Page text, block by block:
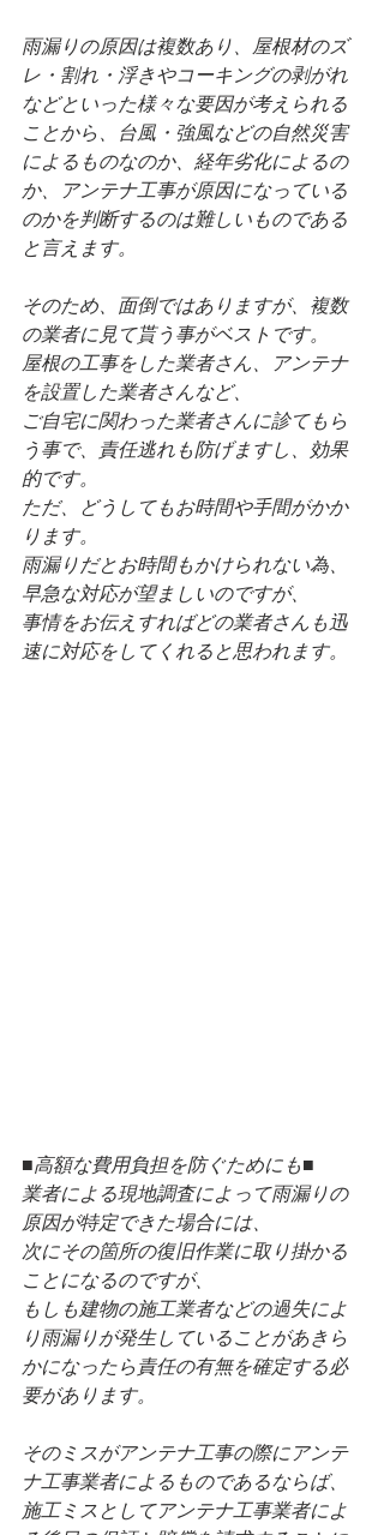
雨漏りの原因は複数あり、屋根材のズ
レ・割れ・浮きやコーキングの剥がれ
などといった様々な要因が考えられる
ことから、台風・強風などの自然災害
によるものなのか、経年劣化によるの
か、アンテナ工事が原因になっている
のかを判断するのは難しいものである
と言えます。
そのため、面倒ではありますが、複数
の業者に見て貰う事がベストです。
屋根の工事をした業者さん、アンテナ
を設置した業者さんなど、
ご自宅に関わった業者さんに診てもら
う事で、責任逃れも防げますし、効果
的です。
ただ、どうしてもお時間や手間がかか
ります。
雨漏りだとお時間もかけられない為、
早急な対応が望ましいのですが、
事情をお伝えすればどの業者さんも迅
速に対応をしてくれると思われます。
■高額な費用負担を防ぐためにも■
業者による現地調査によって雨漏りの
原因が特定できた場合には、
次にその箇所の復旧作業に取り掛かる
ことになるのですが、
もしも建物の施工業者などの過失によ
り雨漏りが発生していることがあきら
かになったら責任の有無を確定する必
要があります。
そのミスがアンテナ工事の際にアンテ
ナ工事業者によるものであるならば、
施工ミスとしてアンテナ工事業者によ